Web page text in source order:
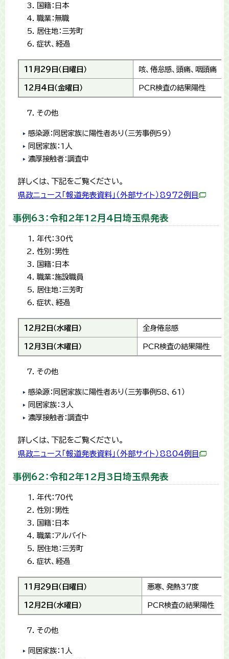
国籍：日本
職業：無職
居住地：三芳町
症状、経過
11月29日（日曜日） 咳、倦怠感、頭痛、咽頭痛
12月4日（金曜日） PCR検査の結果陽性
その他
感染源：同居家族に陽性者あり（三芳事例59）
同居家族：1人
濃厚接触者：調査中
詳しくは、下記をご覧ください。
県政ニュース「報道発表資料」（外部サイト）8972例目
事例63：令和2年12月4日埼玉県発表
年代：30代
性別：男性
国籍：日本
職業：施設職員
居住地：三芳町
症状、経過
12月2日（水曜日） 全身倦怠感
12月3日（木曜日） PCR検査の結果陽性
その他
感染源：同居家族に陽性者あり（三芳事例58、61）
同居家族：3人
濃厚接触者：調査中
詳しくは、下記をご覧ください。
県政ニュース「報道発表資料」（外部サイト）8804例目
事例62：令和2年12月3日埼玉県発表
年代：70代
性別：男性
国籍：日本
職業：アルバイト
居住地：三芳町
症状、経過
11月29日（日曜日） 悪寒、発熱37度
12月2日（水曜日） PCR検査の結果陽性
その他
同居家族：1人